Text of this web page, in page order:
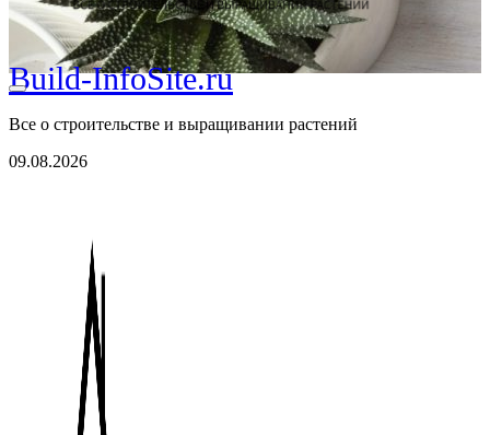
Build-InfoSite.ru
Все о строительстве и выращивании растений
09.08.2026